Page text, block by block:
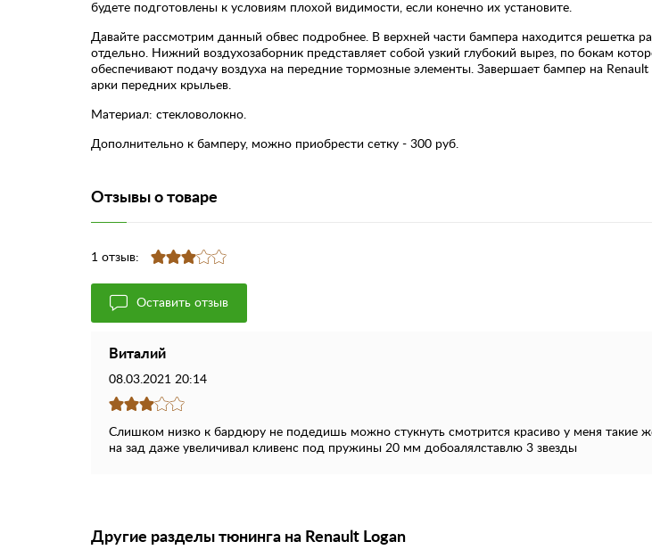
будете подготовлены к условиям плохой видимости, если конечно их установите.
Давайте рассмотрим данный обвес подробнее. В верхней части бампера находится решетка
отдельно. Нижний воздухозаборник представляет собой узкий глубокий вырез, по бокам
обеспечивают подачу воздуха на передние тормозные элементы. Завершает бампер на
арки передних крыльев.
Материал: стекловолокно.
Дополнительно к бамперу, можно приобрести сетку - 300 руб.
Отзывы о товаре
1 отзыв:
Оставить отзыв
Виталий
08.03.2021 20:14
Слишком низко к бардюру не подедишь можно стукнуть смотрится красиво у меня такие
на зад даже увеличивал кливенс под пружины 20 мм добоалялставлю 3 звезды
Другие разделы тюнинга на Renault Logan